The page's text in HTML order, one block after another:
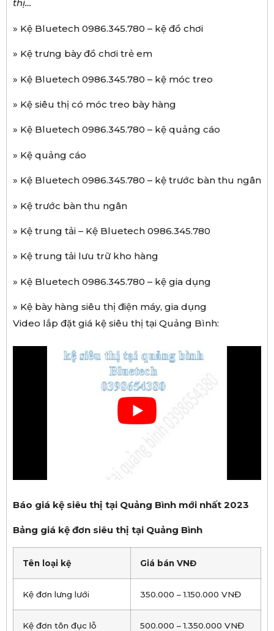
thị…
» Kệ Bluetech 0986.345.780 – kệ đồ chơi
» Kệ trưng bày đồ chơi trẻ em
» Kệ Bluetech 0986.345.780 – kệ móc treo
» Kệ siêu thị có móc treo bày hàng
» Kệ Bluetech 0986.345.780 – kệ quảng cáo
» Kệ quảng cáo
» Kệ Bluetech 0986.345.780 – kệ trước bàn thu ngân
» Kệ trước bàn thu ngân
» Kệ trung tải – Kệ Bluetech 0986.345.780
» Kệ trung tải lưu trữ kho hàng
» Kệ Bluetech 0986.345.780 – kệ gia dụng
» Kệ bày hàng siêu thị điện máy, gia dụng
Video lắp đặt giá kệ siêu thị tại Quảng Bình:
Báo giá kệ siêu thị tại Quảng Bình mới nhất 2023
Bảng giá kệ đơn siêu thị tại Quảng Bình
Tên loại kệ Giá bán VNĐ
Kệ đơn lưng lưới 350.000 – 1.150.000 VNĐ
Kệ đơn tôn đục lỗ 500.000 – 1.350.000 VNĐ